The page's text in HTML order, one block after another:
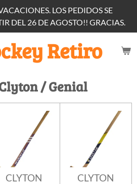
Retiro
LOS PEDIDOS SE
DEL 26 DE AGOSTO!! GRACIAS.
/ Genial
CLYTON
CLYTON